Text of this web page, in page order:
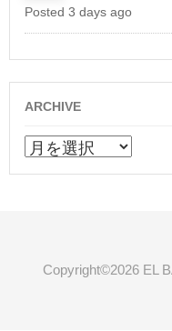
Posted 3 days ago
ARCHIVE
ARCHIVE
Copyright©2026 EL